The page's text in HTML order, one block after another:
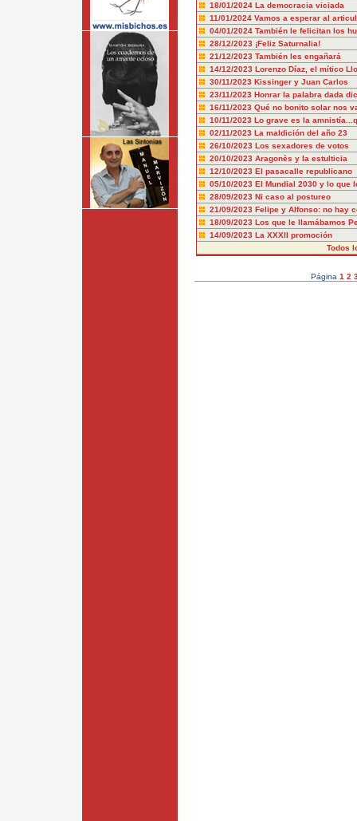
18/01/2024 La democracia viciada
11/01/2024 Vamos a esperar al
04/01/2024 También le felicitan los
28/12/2023 ¡Feliz Saturnalia!
21/12/2023 También les engañará
14/12/2023 Lorenzo Díaz, el mítico
30/11/2023 Kissinger y Juan Carlos
23/11/2023 Honrar la palabra dada
16/11/2023 Qué no bonito solar nos
10/11/2023 Lo grave es la
02/11/2023 La maldición del año 23
26/10/2023 Los sexadores de votos
20/10/2023 Aragonès y la estulticia
12/10/2023 El pasacalle republicano
05/10/2023 El Mundial 2030 y lo que
28/09/2023 Ni caso al postureo
21/09/2023 Felipe y Alfonso: no hay
18/09/2023 Los que le llamábamos
14/09/2023 La XXXII promoción
Todos
Página 1 2